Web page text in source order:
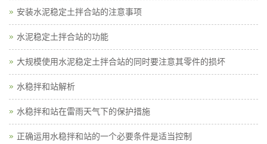
安装水泥稳定土拌合站的注意事项
水泥稳定土拌合站的功能
大规模使用水泥稳定土拌合站的同时要注意其零件的损坏
水稳拌和站解析
水稳拌和站在雷雨天气下的保护措施
正确运用水稳拌和站的一个必要条件是适当控制